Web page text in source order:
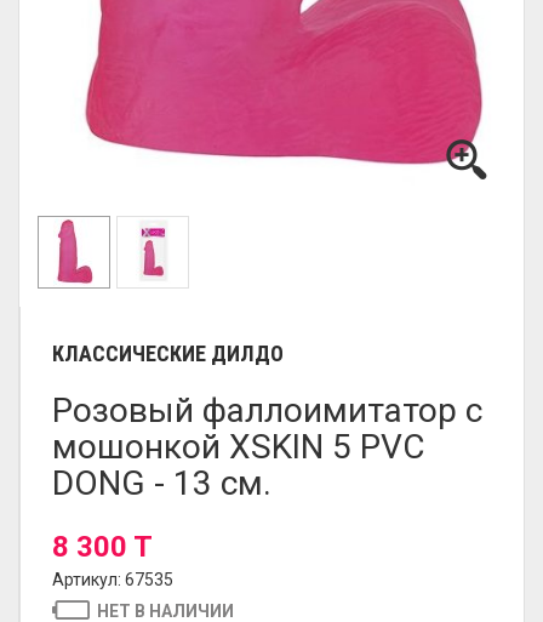
КЛАССИЧЕСКИЕ ДИЛДО
Розовый фаллоимитатор с
мошонкой XSKIN 5 PVC
DONG - 13 см.
8 300 T
Артикул: 67535
НЕТ В НАЛИЧИИ